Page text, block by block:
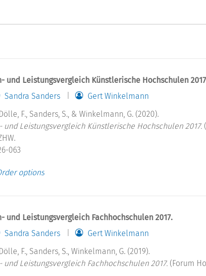
und Leistungsvergleich Künstlerische Hochschulen
Sandra Sanders
Gert Winkelmann
F., Sanders, S., & Winkelmann, G. (2020).
und Leistungsvergleich Künstlerische Hochschulen 2017.
063
options
und Leistungsvergleich Fachhochschulen 2017.
Sandra Sanders
Gert Winkelmann
F., Sanders, S., Winkelmann, G. (2019).
und Leistungsvergleich Fachhochschulen 2017. (Forum